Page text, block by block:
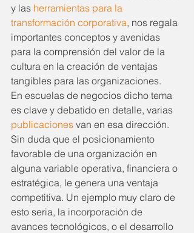
y las herramientas para la
transformación corporativa, nos regala
importantes conceptos y avenidas
para la comprensión del valor de la
cultura en la creación de ventajas
tangibles para las organizaciones.
En escuelas de negocios dicho tema
es clave y debatido en detalle, varias
publicaciones van en esa dirección.
Sin duda que el posicionamiento
favorable de una organización en
alguna variable operativa, financiera o
estratégica, le genera una ventaja
competitiva. Un ejemplo muy claro de
esto seria, la incorporación de
avances tecnológicos, o el desarrollo